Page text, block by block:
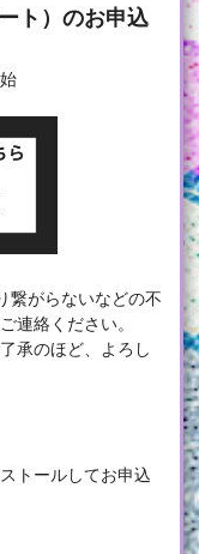
ト）のお申込
繋がらないなどの不
連絡ください。
承のほど、よろし
トールしてお申込